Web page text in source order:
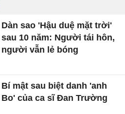
Dàn sao 'Hậu duệ mặt trời'
sau 10 năm: Người tái hôn,
người vẫn lẻ bóng
Bí mật sau biệt danh 'anh
Bo' của ca sĩ Đan Trường